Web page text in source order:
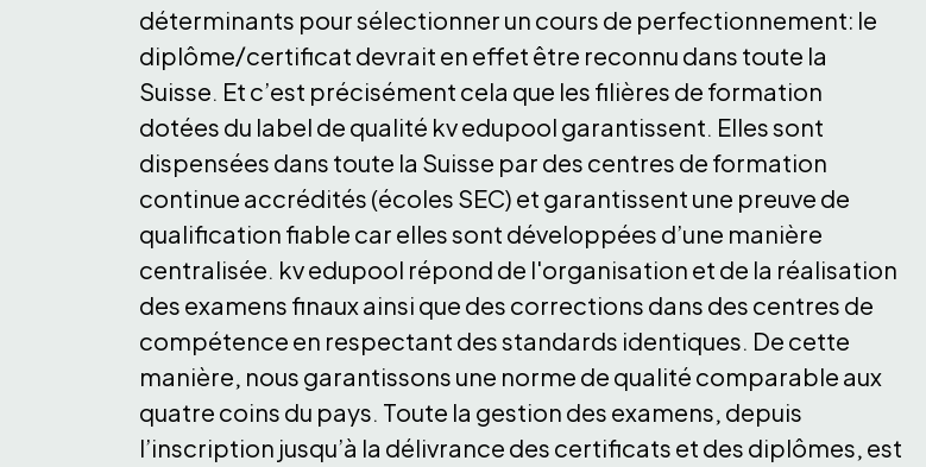
déterminants pour sélectionner un cours de perfectionnement: le
diplôme/certificat devrait en effet être reconnu dans toute la
Suisse. Et c’est précisément cela que les filières de formation
dotées du label de qualité kv edupool garantissent. Elles sont
dispensées dans toute la Suisse par des centres de formation
continue accrédités (écoles SEC) et garantissent une preuve de
qualification fiable car elles sont développées d’une manière
centralisée. kv edupool répond de l'organisation et de la réalisation
des examens finaux ainsi que des corrections dans des centres de
compétence en respectant des standards identiques. De cette
manière, nous garantissons une norme de qualité comparable aux
quatre coins du pays. Toute la gestion des examens, depuis
l’inscription jusqu’à la délivrance des certificats et des diplômes, est